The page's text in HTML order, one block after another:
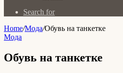
Search for
Home/Мода/Обувь на танкетке
Мода
Обувь на танкетке